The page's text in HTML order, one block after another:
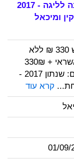
2027 - דשא הכנה לליגה - 2017
ומיכאל
תשלום בכל חודש 330 ₪ ללא
תפיסת מסגרת אשראי + 330₪
דמי רישום. גילאים: שנתון 2017 -
קרא עוד
01/09/